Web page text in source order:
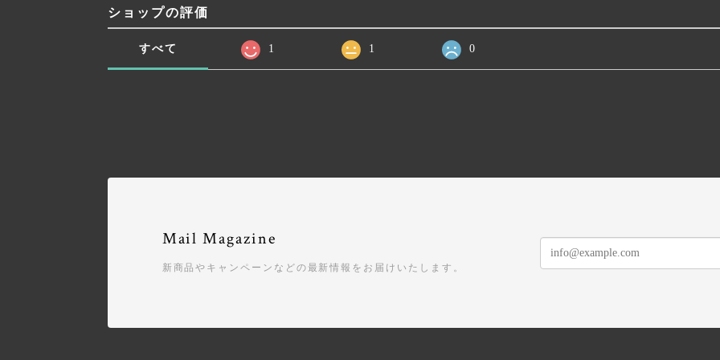
ショップの評価
すべて 1 1 0
Mail Magazine
新商品やキャンペーンなどの最新情報をお届けいたします。